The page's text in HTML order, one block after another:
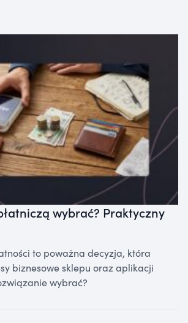
wybrać? Praktyczny
to poważna decyzja, która
biznesowe sklepu oraz aplikacji
wybrać?